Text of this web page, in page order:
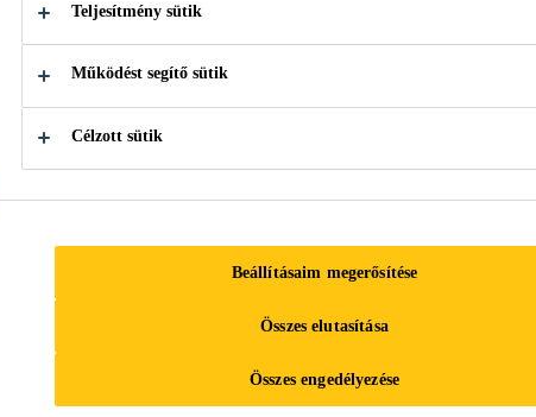
tartalom megjelenjen, el kell fogadnia az összes cookie-t a cookie-
vagy kattintson az "Accept All Cookies" gombra.
régóta kihívásnak és kockázatosnak tekintik a
habarcsokat, amelyek elbírják az ezen szigorú
és a különböző homlokzati anyagok hőmozgásához
lapozáshoz magas polimertartalmával biztosítja a
Teljesítmény sütik
Működést segítő sütik
Célzott sütik
Beállításaim megerősítése
Összes elutasítása
Összes engedélyezése